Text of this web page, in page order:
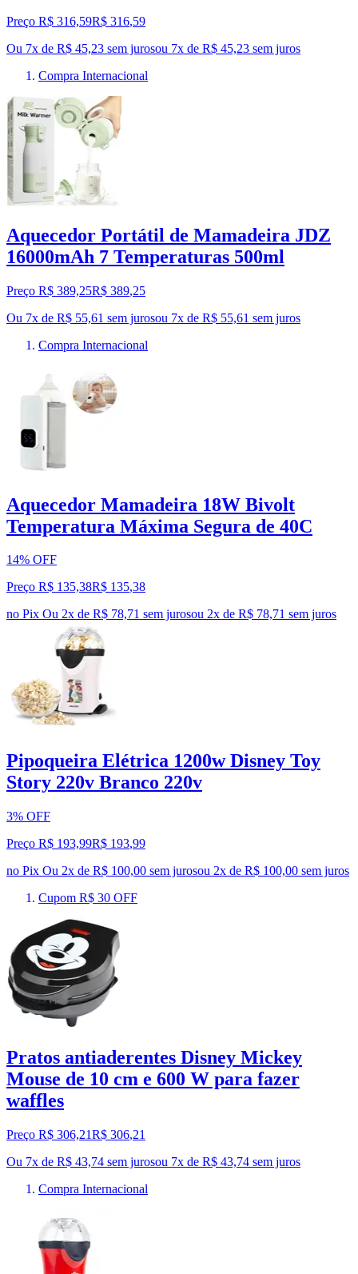
Preço R$ 316,59R$ 316,59
Ou 7x de R$ 45,23 sem jurosou 7x de R$ 45,23 sem juros
Compra Internacional
Aquecedor Portátil de Mamadeira JDZ
16000mAh 7 Temperaturas 500ml
Preço R$ 389,25R$ 389,25
Ou 7x de R$ 55,61 sem jurosou 7x de R$ 55,61 sem juros
Compra Internacional
Aquecedor Mamadeira 18W Bivolt
Temperatura Máxima Segura de 40C
14% OFF
Preço R$ 135,38R$ 135,38
no Pix Ou 2x de R$ 78,71 sem jurosou 2x de R$ 78,71 sem juros
Pipoqueira Elétrica 1200w Disney Toy
Story 220v Branco 220v
3% OFF
Preço R$ 193,99R$ 193,99
no Pix Ou 2x de R$ 100,00 sem jurosou 2x de R$ 100,00 sem juros
Cupom R$ 30 OFF
Pratos antiaderentes Disney Mickey
Mouse de 10 cm e 600 W para fazer
waffles
Preço R$ 306,21R$ 306,21
Ou 7x de R$ 43,74 sem jurosou 7x de R$ 43,74 sem juros
Compra Internacional